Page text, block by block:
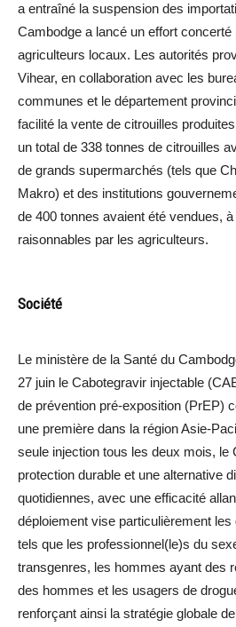
a entraîné la suspension des
Cambodge a lancé un effort
agriculteurs locaux. Les autorités
Vihear, en collaboration avec les
communes et le département
facilité la vente de citrouilles
un total de 338 tonnes de citrouilles
de grands supermarchés (tels que
Makro) et des institutions
de 400 tonnes avaient été vendues,
raisonnables par les agriculteurs.
Société
Le ministère de la Santé du
27 juin le Cabotegravir injectable
de prévention pré-exposition (PrEP)
une première dans la région Asie-
seule injection tous les deux mois, le
protection durable et une alternative
quotidiennes, avec une efficacité
déploiement vise particulièrement les
tels que les professionnel(le)s du
transgenres, les hommes ayant des
des hommes et les usagers de
renforçant ainsi la stratégie globale